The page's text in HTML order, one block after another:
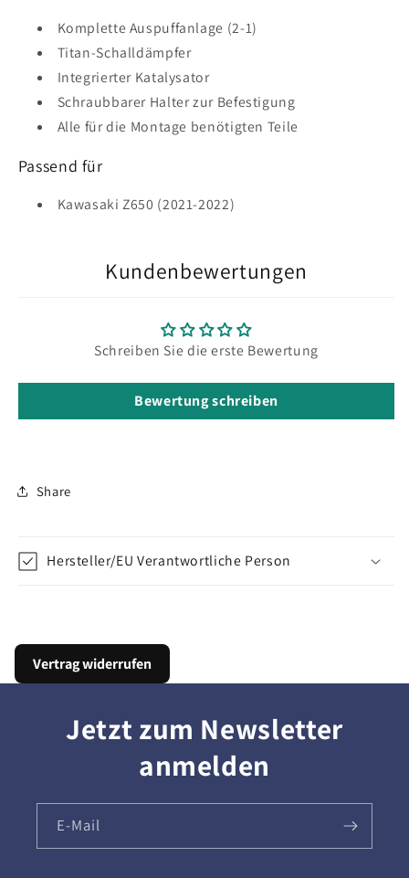
Komplette Auspuffanlage (2-1)
Titan-Schalldämpfer
Integrierter Katalysator
Schraubbarer Halter zur Befestigung
Alle für die Montage benötigten Teile
Passend für
Kawasaki Z650 (2021-2022)
Kundenbewertungen
Schreiben Sie die erste Bewertung
Bewertung schreiben
Share
Hersteller/EU Verantwortliche Person
Vertrag widerrufen
Jetzt zum Newsletter
anmelden
E-Mail